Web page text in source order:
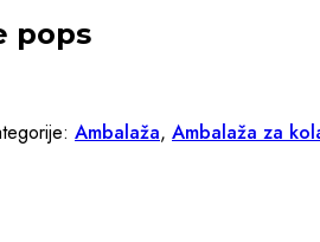
pops
Ambalaža, Ambalaža za